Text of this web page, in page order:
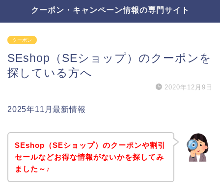
クーポン・キャンペーン情報の専門サイト
クーポン
SEshop（SEショップ）のクーポンを
探している方へ
2020年12月9日
2025年11月最新情報
SEshop（SEショップ）のクーポンや割引
セールなどお得な情報がないかを探してみ
ました～♪